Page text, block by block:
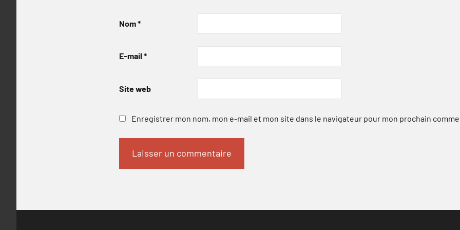
Nom*
E-mail *
Site web
Enregistrer mon nom, mon e-mail et mon site dans le navigateur pour mon prochain